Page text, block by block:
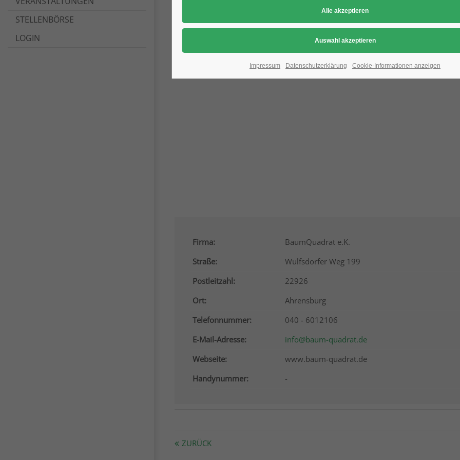
STELLENBÖRSE
LOGIN
Aufgrund der Datenschutzeinstellungen wird
Datenschutz-Einstellungen , indem
Firma:
BaumQuadrat e.K.
Straße:
Wulfsdorfer Weg 199
Postleitzahl:
22926
Ort:
Ahrensburg
Telefonnummer:
040 - 6012106
E-Mail-Adresse:
info@baum-quadrat.de
Webseite:
www.baum-quadrat.de
Handynummer:
-
ZURÜCK
Impressum Datenschutzerklärung Cookie-Informationen anzeigen